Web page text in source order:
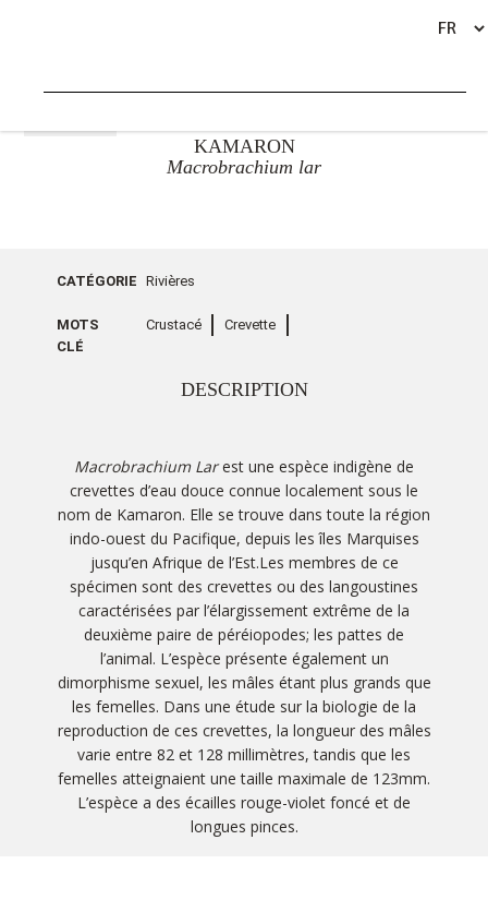
KAMARON
Macrobrachium lar
CATÉGORIE Rivières
MOTS
CLÉ
Crustacé Crevette
DESCRIPTION
Macrobrachium Larest une espèce indigène de
crevettes d’eau douce connue localement sous le
nom de Kamaron. Elle se trouve dans toute la région
indo-ouest du Pacifique, depuis les îles Marquises
jusqu’en Afrique de l’Est.Les membres de ce
spécimen sont des crevettes ou des langoustines
caractérisées par l’élargissement extrême de la
deuxième paire de péréiopodes; les pattes de
l’animal. L’espèce présente également un
dimorphisme sexuel, les mâles étant plus grands que
les femelles. Dans une étude sur la biologie de la
reproduction de ces crevettes, la longueur des mâles
varie entre 82 et 128 millimètres, tandis que les
femelles atteignaient une taille maximale de 123mm.
L’espèce a des écailles rouge-violet foncé et de
longues pinces.